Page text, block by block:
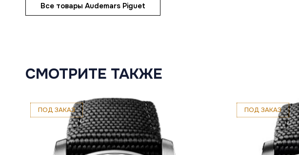
Все товары Audemars Piguet
СМОТРИТЕ ТАКЖЕ
ПОД ЗАКАЗ ПОД ЗАКАЗ